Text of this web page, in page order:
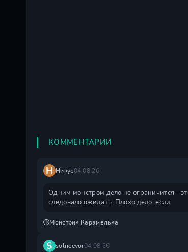
КОММЕНТАРИИ
Н Никус04.08.26
Одним монстром дело не ограничится -
следовало ожидать. Плохо дело, если
Монстрик Карамелька
S solncevor04.08.26